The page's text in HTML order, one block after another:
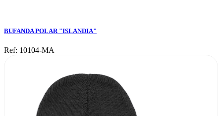
BUFANDA POLAR "ISLANDIA"
Ref: 10104-MA